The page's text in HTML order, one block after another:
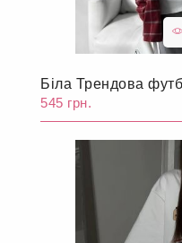
Біла Трендова
545 грн.